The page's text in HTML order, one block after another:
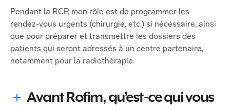
Pendant la RCP, mon rôle est de programmer les
rendez-vous urgents (chirurgie, etc.) si nécessaire, ainsi
que pour préparer et transmettre les dossiers des
patients qui seront adressés à un centre partenaire,
notamment pour la radiothérapie.
Avant Rofim, qu’est-ce qui vous